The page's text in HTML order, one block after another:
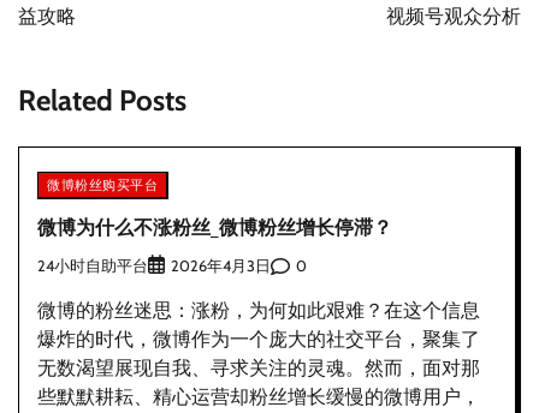
导
益攻略
视频号观众分析
Related Posts
微博粉丝购买平台
微博为什么不涨粉丝_微博粉丝增长停滞？
24小时自助平台 2026年4月3日 0
微博的粉丝迷思：涨粉，为何如此艰难？在这个信息
爆炸的时代，微博作为一个庞大的社交平台，聚集了
无数渴望展现自我、寻求关注的灵魂。然而，面对那
些默默耕耘、精心运营却粉丝增长缓慢的微博用户，